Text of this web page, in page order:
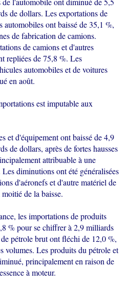
de dollars. Les exportations de
automobiles ont baissé de 35,1 %,
de fabrication de camions.
de camions et d'autres
repliées de 75,8 %. Les
automobiles et de voitures
en août.
est imputable aux
et d'équipement ont baissé de 4,9
de dollars, après de fortes hausses
attribuable à une
diminutions ont été généralisées
d'aéronefs et d'autre matériel de
de la baisse.
les importations de produits
% pour se chiffrer à 2,9 milliards
pétrole brut ont fléchi de 12,0 %,
volumes. Les produits du pétrole et
principalement en raison de
à moteur.